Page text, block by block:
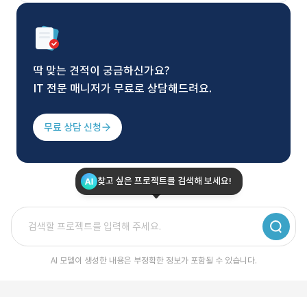
딱 맞는 견적이 궁금하신가요?
IT 전문 매니저가 무료로 상담해드려요.
무료 상담 신청
찾고 싶은 프로젝트를 검색해 보세요!
AI 모델이 생성한 내용은 부정확한 정보가 포함될 수 있습니다.